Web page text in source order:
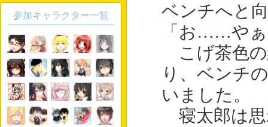
ベンチへと
「お……や
こげ茶色の
り、ベンチ
いました。
寝太郎は
参加キャラクター一覧